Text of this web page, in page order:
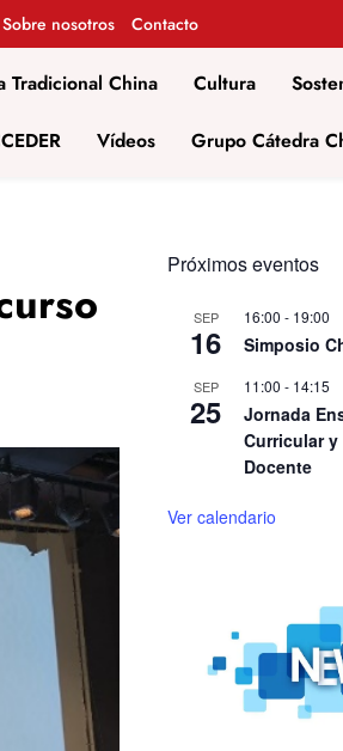
Sobre nosotros Contacto
Tradicional China Cultura
Vídeos Grupo Cátedra
Próximos eventos
SEP
16
16:00 - 19:00
Simposio
SEP
25
11:00 - 14:15
Jornada
Curricular
Docente
Ver calendario